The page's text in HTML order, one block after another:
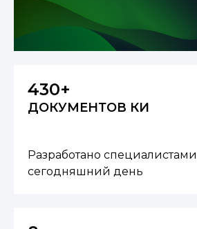
430+
ДОКУМЕНТОВ КИ
Разработано
сегодняшний день